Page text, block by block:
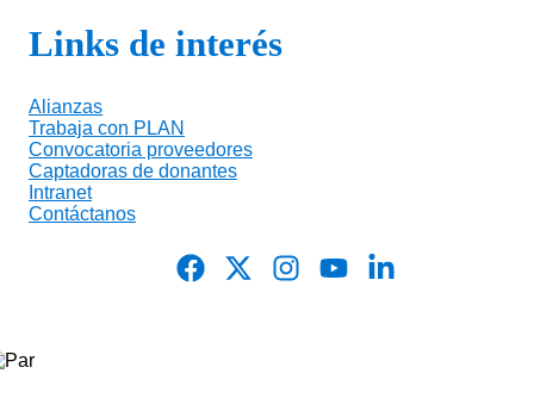
Links de interés
Alianzas
Trabaja con PLAN
Convocatoria proveedores
Captadoras de donantes
Intranet
Contáctanos